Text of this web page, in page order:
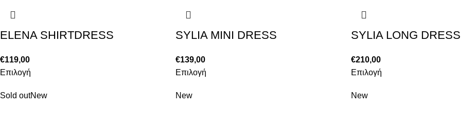
ELENA SHIRTDRESS
€119,00
Επιλογή
SYLIA MINI DRESS
€139,00
Επιλογή
SYLIA LONG DRESS
€210,00
Επιλογή
Sold outNew New New